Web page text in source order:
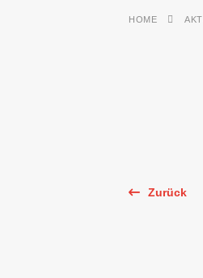
HOME
Zurück